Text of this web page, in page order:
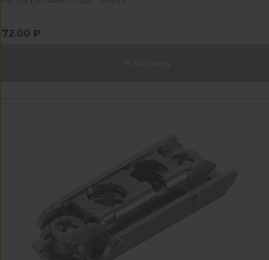
72.00 ₽